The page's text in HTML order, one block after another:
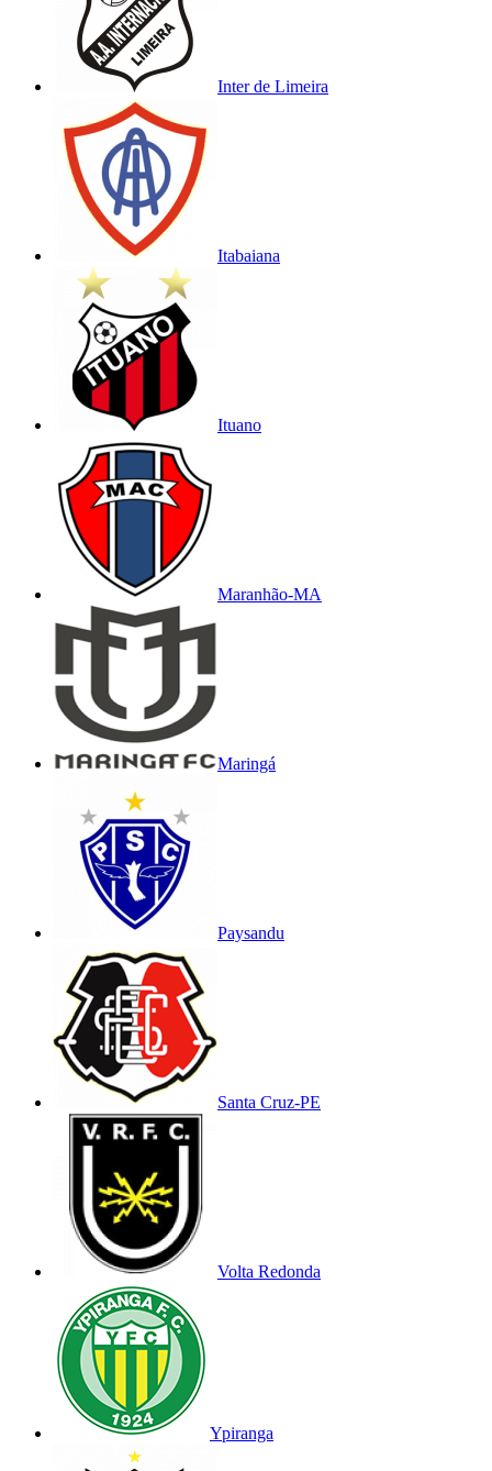
Inter de Limeira
Itabaiana
Ituano
Maranhão-MA
Maringá
Paysandu
Santa Cruz-PE
Volta Redonda
Ypiranga